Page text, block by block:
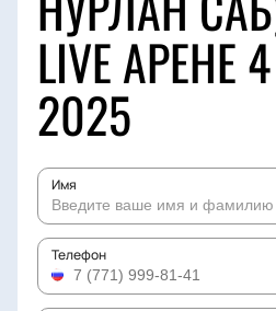
LIVE АРЕНЕ
2025
Имя
Телефон